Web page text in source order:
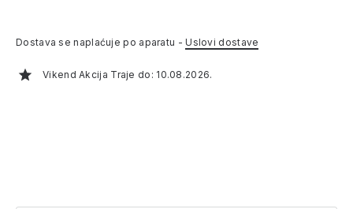
Dostava se naplaćuje po aparatu -Uslovi dostave
Vikend Akcija Traje do: 10.08.2026.